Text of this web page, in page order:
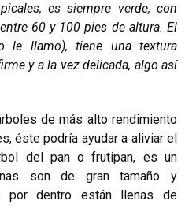
es siempre verde, con
60 y 100 pies de altura. El
le llamo), tiene una textura
y a la vez delicada, algo así
de más alto rendimiento
éste podría ayudar a aliviar el
del pan o frutipan, es un
son de gran tamaño y
por dentro están llenas de